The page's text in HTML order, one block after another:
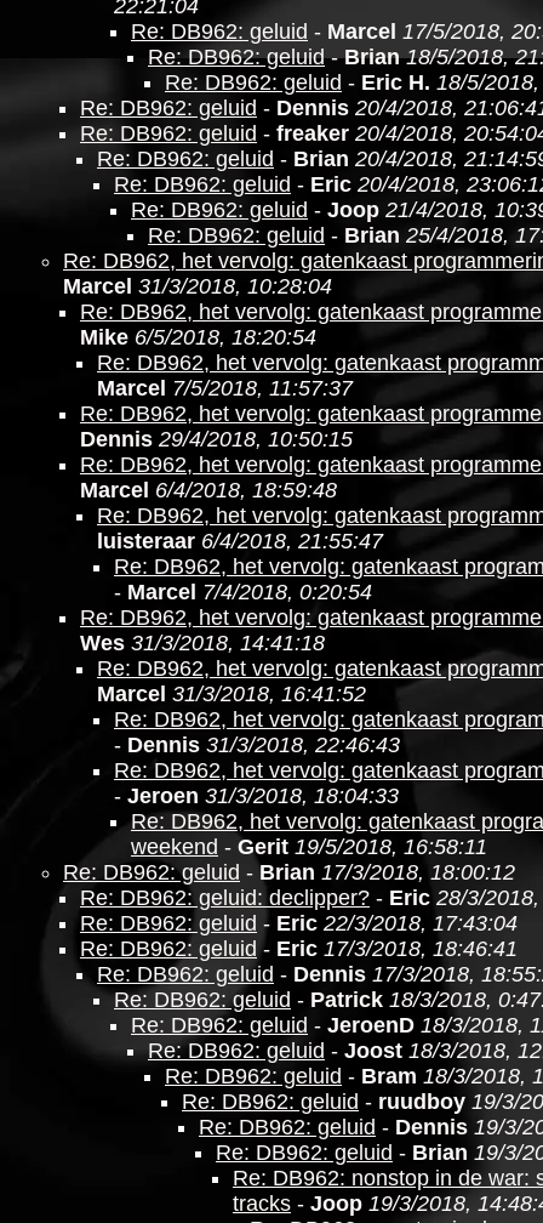
22:21:04
Re: DB962: geluid - Marcel 17/5/2018,
Re: DB962: geluid-Brian 18/5/2018,
Re: DB962: geluid - Eric H. 18/5/
Re: DB962: geluid - Dennis 20/4/2018,
Re: DB962: geluid - freaker 20/4/2018,
Re: DB962: geluid - Brian 20/4/2018,
Re: DB962: geluid - Eric 20/4/2018,
Re: DB962: geluid - Joop 21/4/2018,
Re: DB962: geluid - Brian 25/4/2018,
Re: DB962, het vervolg: gatenkaast
Marcel 31/3/2018, 10:28:04
Re: DB962, het vervolg: gatenkaast
Mike 6/5/2018, 18:20:54
Re: DB962, het vervolg: gatenkaast
Marcel 7/5/2018, 11:57:37
Re: DB962, het vervolg: gatenkaast
Dennis 29/4/2018, 10:50:15
Re: DB962, het vervolg: gatenkaast
Marcel 6/4/2018, 18:59:48
Re: DB962, het vervolg: gatenkaast
luisteraar 6/4/2018, 21:55:47
Re: DB962, het vervolg: gatenkaast
- Marcel 7/4/2018, 0:20:54
Re: DB962, het vervolg: gatenkaast
Wes 31/3/2018, 14:41:18
Re: DB962, het vervolg: gatenkaast
Marcel 31/3/2018, 16:41:52
Re: DB962, het vervolg: gatenkaast
- Dennis 31/3/2018, 22:46:43
Re: DB962, het vervolg: gatenkaast
- Jeroen 31/3/2018, 18:04:33
Re: DB962, het vervolg: gatenkaast
weekend - Gerit 19/5/2018, 16:58:11
Re: DB962: geluid - Brian 17/3/2018, 18:00:12
Re: DB962: geluid: declipper? - Eric 28/3/
Re: DB962: geluid - Eric 22/3/2018, 17:43:04
Re: DB962: geluid - Eric 17/3/2018, 18:46:41
Re: DB962: geluid - Dennis 17/3/2018,
Re: DB962: geluid - Patrick 18/3/2018,
Re: DB962: geluid - JeroenD 18/3/2018,
Re: DB962: geluid - Joost 18/3/2018,
Re: DB962: geluid - Bram 18/3/2018,
Re: DB962: geluid - ruudboy 19/3/
Re: DB962: geluid - Dennis 19/3/
Re: DB962: geluid - Brian 19/3/
Re: DB962: nonstop in de war:
tracks - Joop 19/3/2018,